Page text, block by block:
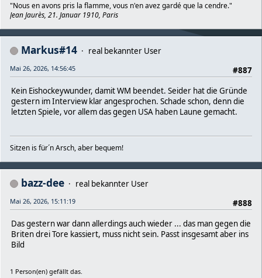
"Nous en avons pris la flamme, vous n'en avez gardé que la cendre."
Jean Jaurès, 21. Januar 1910, Paris
Markus#14
real bekannter User
#887
Mai 26, 2026, 14:56:45
Kein Eishockeywunder, damit WM beendet. Seider hat die Gründe
gestern im Interview klar angesprochen. Schade schon, denn die
letzten Spiele, vor allem das gegen USA haben Laune gemacht.
Sitzen is für´n Arsch, aber bequem!
bazz-dee
real bekannter User
#888
Mai 26, 2026, 15:11:19
Das gestern war dann allerdings auch wieder ... das man gegen die
Briten drei Tore kassiert, muss nicht sein. Passt insgesamt aber ins
Bild
1 Person(en) gefällt das.